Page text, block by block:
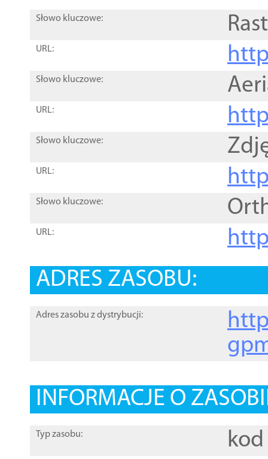
Słowo kluczowe:
URL:
Słowo kluczowe:
URL:
Słowo kluczowe:
URL:
Słowo kluczowe:
URL:
ADRES ZASOBU:
Adres zasobu z dystrybucji:
INFORMACJE O
Typ zasobu: kod